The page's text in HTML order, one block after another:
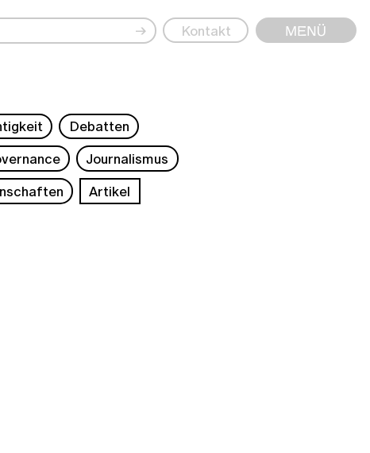
→ Kontakt Menü
Debatten
Journalismus
Artikel